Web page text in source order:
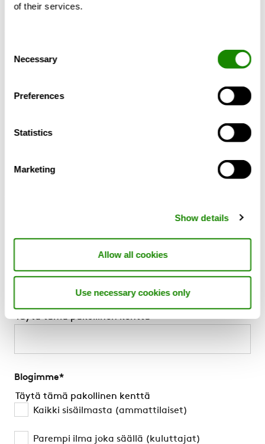
of their services.
Selection
Necessary
Preferences
Statistics
Marketing
Show details
Allow all cookies
Use necessary cookies only
Tutustu Swegoniin
Referenssit & Artikkelit
Lisää Swegonia
Toimittajille
Swegon Air Academy
Tilaa blogimme
Täytä tämä pakollinen kenttä
Blogimme*
Täytä tämä pakollinen kenttä
Kaikki sisäilmasta (ammattilaiset)
Parempi ilma joka säällä (kuluttajat)